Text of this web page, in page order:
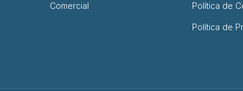
Comercial Política de
Política de